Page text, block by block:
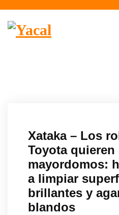
Xataka – Los
Toyota
mayordomos:
a limpiar
brillantes y
blandos